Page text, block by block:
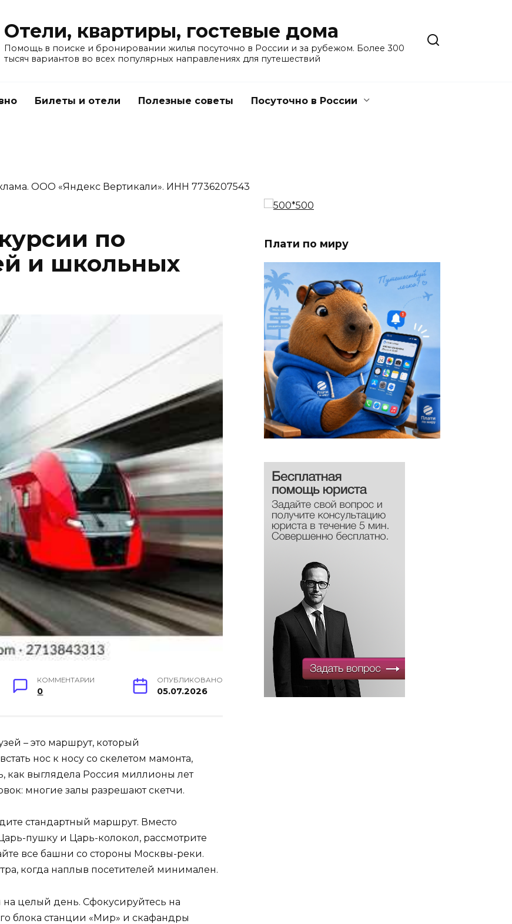
Отели, квартиры, гостевые дома
Помощь в поиске и бронировании жилья посуточно в России и за рубежом. Более 300
тысяч вариантов во всех популярных направлениях для путешествий
Билеты и отели Полезные советы Посуточно в России
ООО «Яндекс Вертикали». ИНН 7736207543
по
и школьных
КОММЕНТАРИИ
0
ОПУБЛИКОВАНО
05.07.2026
– это маршрут, который
нос к носу со скелетом мамонта,
как выглядела Россия миллионы лет
многие залы разрешают скетчи.
стандартный маршрут. Вместо
пушку и Царь-колокол, рассмотрите
все башни со стороны Москвы-реки.
когда наплыв посетителей минимален.
целый день. Сфокусируйтесь на
блока станции «Мир» и скафандры
Плати по миру